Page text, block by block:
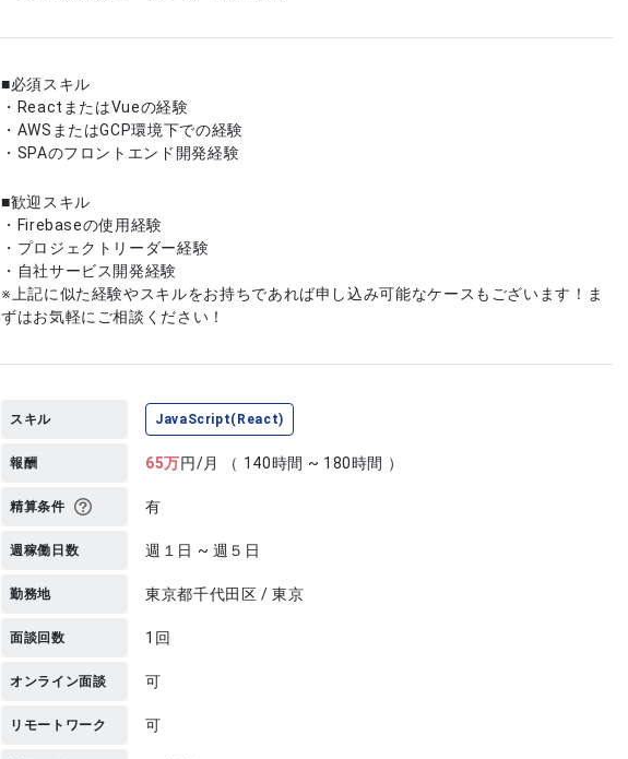
必須スキル
・ReactまたはVueの経験
・AWSまたはGCP環境下での経験
・SPAのフロントエンド開発経験
歓迎スキル
・Firebaseの使用経験
・プロジェクトリーダー経験
・自社サービス開発経験
上記に似た経験やスキルをお持ちであれば申し込み可能なケースもございます！ま
ずはお気軽にご相談ください！
スキル JavaScript(React)
報酬 65万円/月 （ 140時間 ~ 180時間 ）
精算条件 有
週稼働日数 週１日 ~ 週５日
勤務地 東京都千代田区 / 東京
面談回数 1回
オンライン面談 可
リモートワーク 可